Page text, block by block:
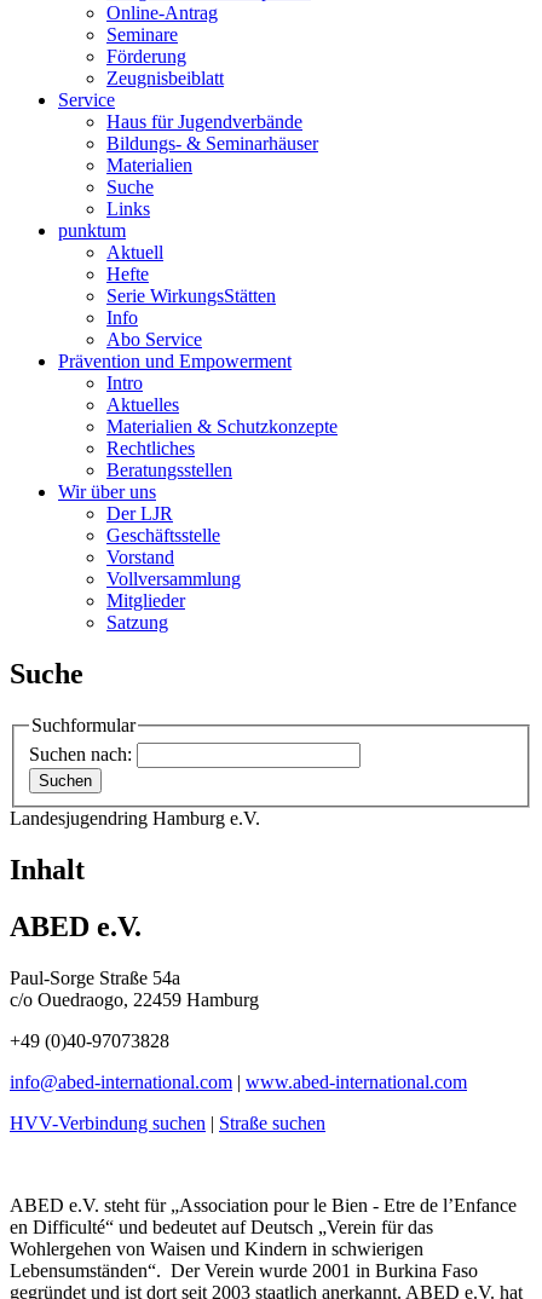
Online-Antrag
Seminare
Förderung
Zeugnisbeiblatt
Service
Haus für Jugendverbände
Bildungs- & Seminarhäuser
Materialien
Suche
Links
punktum
Aktuell
Hefte
Serie WirkungsStätten
Info
Abo Service
Prävention und Empowerment
Intro
Aktuelles
Materialien & Schutzkonzepte
Rechtliches
Beratungsstellen
Wir über uns
Der LJR
Geschäftsstelle
Vorstand
Vollversammlung
Mitglieder
Satzung
Suche
Suchformular
Suchen nach:
Landesjugendring Hamburg e.V.
Inhalt
ABED e.V.
Paul-Sorge Straße 54a
c/o Ouedraogo, 22459 Hamburg
+49 (0)40-97073828
info@abed-international.com | www.abed-international.com
HVV-Verbindung suchen | Straße suchen
ABED e.V. steht für „Association pour le Bien - Etre de l’Enfance
en Difficulté“ und bedeutet auf Deutsch „Verein für das
Wohlergehen von Waisen und Kindern in schwierigen
Lebensumständen“. Der Verein wurde 2001 in Burkina Faso
gegründet und ist dort seit 2003 staatlich anerkannt. ABED e.V. hat